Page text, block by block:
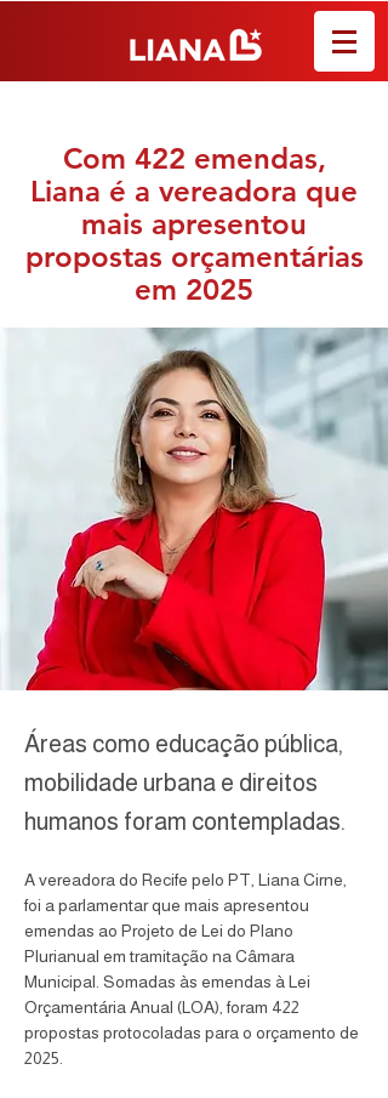
Com 422 emendas,
Liana é a vereadora que
mais apresentou
propostas orçamentárias
em 2025
Áreas como educação pública,
mobilidade urbana e direitos
humanos foram contempladas.
A vereadora do Recife pelo PT, Liana Cirne,
foi a parlamentar que mais apresentou
emendas ao Projeto de Lei do Plano
Plurianual em tramitação na Câmara
Municipal. Somadas às emendas à Lei
Orçamentária Anual (LOA), foram 422
propostas protocoladas para o orçamento de
2025.